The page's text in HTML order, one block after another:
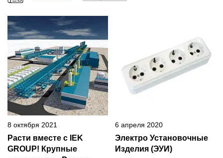
8 октября 2021
Расти вместе с IEK
GROUP! Крупные
6 апреля 2020
Электро Установочные
Изделия (ЭУИ)